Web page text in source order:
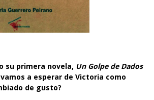
su primera novela, Un Golpe de Dados
a esperar de Victoria como
de gusto?